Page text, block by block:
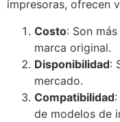
impresoras, ofrecen
Costo: Son
marca original.
Disponibilidad:
mercado.
Compatibilidad
de modelos de